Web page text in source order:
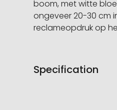
boom, met witte
ongeveer 20-30 cm
reclameopdruk op
Specification